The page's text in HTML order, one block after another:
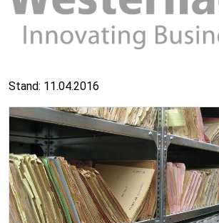
Stand: 11.04.2016